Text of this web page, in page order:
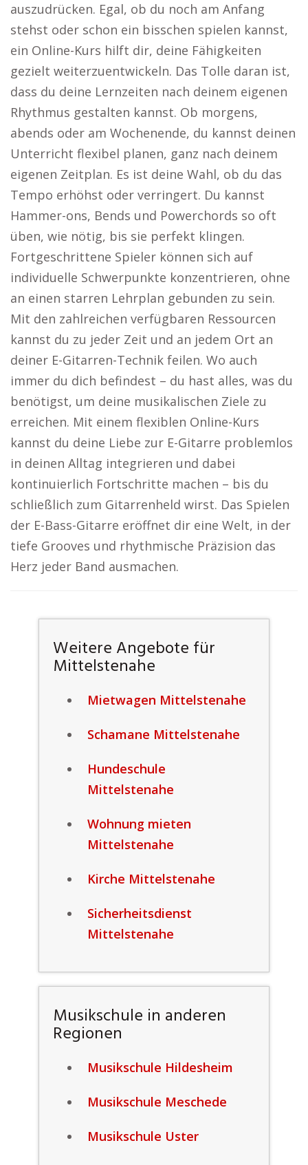
auszudrücken. Egal, ob du noch am Anfang
stehst oder schon ein bisschen spielen kannst,
ein Online-Kurs hilft dir, deine Fähigkeiten
gezielt weiterzuentwickeln. Das Tolle daran ist,
dass du deine Lernzeiten nach deinem eigenen
Rhythmus gestalten kannst. Ob morgens,
abends oder am Wochenende, du kannst deinen
Unterricht flexibel planen, ganz nach deinem
eigenen Zeitplan. Es ist deine Wahl, ob du das
Tempo erhöhst oder verringert. Du kannst
Hammer-ons, Bends und Powerchords so oft
üben, wie nötig, bis sie perfekt klingen.
Fortgeschrittene Spieler können sich auf
individuelle Schwerpunkte konzentrieren, ohne
an einen starren Lehrplan gebunden zu sein.
Mit den zahlreichen verfügbaren Ressourcen
kannst du zu jeder Zeit und an jedem Ort an
deiner E-Gitarren-Technik feilen. Wo auch
immer du dich befindest – du hast alles, was du
benötigst, um deine musikalischen Ziele zu
erreichen. Mit einem flexiblen Online-Kurs
kannst du deine Liebe zur E-Gitarre problemlos
in deinen Alltag integrieren und dabei
kontinuierlich Fortschritte machen – bis du
schließlich zum Gitarrenheld wirst. Das Spielen
der E-Bass-Gitarre eröffnet dir eine Welt, in der
tiefe Grooves und rhythmische Präzision das
Herz jeder Band ausmachen.
Weitere Angebote für
Mittelstenahe
Mietwagen Mittelstenahe
Schamane Mittelstenahe
Hundeschule
Mittelstenahe
Wohnung mieten
Mittelstenahe
Kirche Mittelstenahe
Sicherheitsdienst
Mittelstenahe
Musikschule in anderen
Regionen
Musikschule Hildesheim
Musikschule Meschede
Musikschule Uster